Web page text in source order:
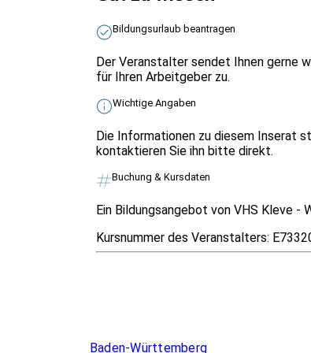
Bildungsurlaub beantragen
Der Veranstalter sendet Ihnen gerne
für Ihren Arbeitgeber zu.
Wichtige Angaben
Die Informationen zu diesem Inserat
kontaktieren Sie ihn bitte direkt.
Buchung & Kursdaten
Ein Bildungsangebot von VHS Kleve -
Kursnummer des Veranstalters:
Baden-Württemberg